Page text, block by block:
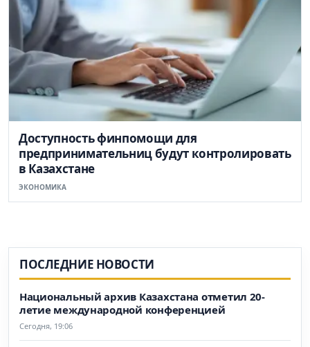
Доступность финпомощи для
предпринимательниц будут контролировать
в Казахстане
ЭКОНОМИКА
ПОСЛЕДНИЕ НОВОСТИ
Национальный архив Казахстана отметил 20-
летие международной конференцией
Сегодня, 19:06